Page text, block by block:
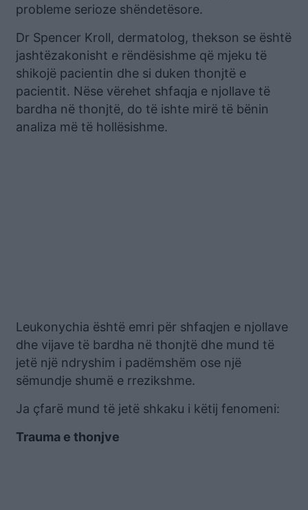
probleme serioze shëndetësore.
Dr Spencer Kroll, dermatolog, thekson se është
jashtëzakonisht e rëndësishme që mjeku të
shikojë pacientin dhe si duken thonjtë e
pacientit. Nëse vërehet shfaqja e njollave të
bardha në thonjtë, do të ishte mirë të bënin
analiza më të hollësishme.
Leukonychia është emri për shfaqjen e njollave
dhe vijave të bardha në thonjtë dhe mund të
jetë një ndryshim i padëmshëm ose një
sëmundje shumë e rrezikshme.
Ja çfarë mund të jetë shkaku i këtij fenomeni:
Trauma e thonjve